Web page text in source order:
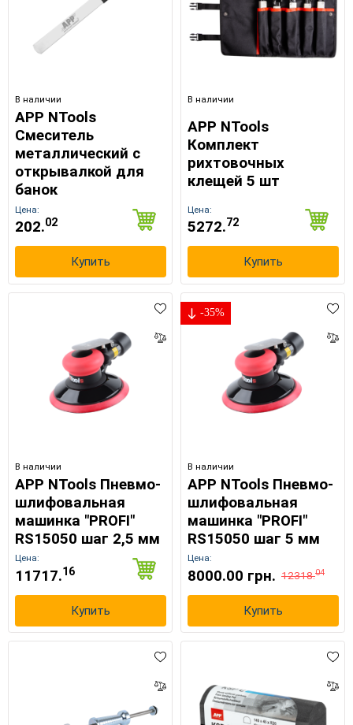
В наличии
APP NTools
Смеситель
металлический с
открывалкой для
банок
Цена:
202.02
Купить
В наличии
APP NTools
Комплект
рихтовочных
клещей 5 шт
Цена:
5272.72
Купить
В наличии
APP NTools Пневмо-
шлифовальная
машинка "PROFI"
RS15050 шаг 2,5 мм
Цена:
11717.16
Купить
-35%
В наличии
APP NTools Пневмо-
шлифовальная
машинка "PROFI"
RS15050 шаг 5 мм
Цена:
8000.00 грн. 12318.04
Купить